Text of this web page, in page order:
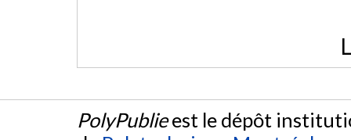
PolyPublieest le dépôt